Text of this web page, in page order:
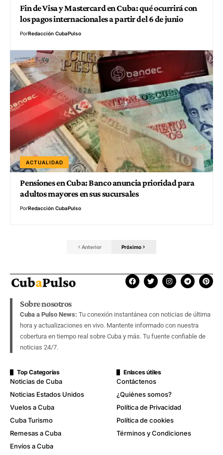
Fin de Visa y Mastercard en Cuba: qué ocurrirá con
los pagos internacionales a partir del 6 de junio
PorRedacción CubaPulso
ACTUALIDAD
Pensiones en Cuba: Banco anuncia prioridad para
adultos mayores en sus sucursales
PorRedacción CubaPulso
Anterior Próximo
Sobre nosotros
Cuba a Pulso News: Tu conexión instantánea con noticias de última
hora y actualizaciones en vivo. Mantente informado con nuestra
cobertura en tiempo real sobre Cuba y más. Tu fuente confiable de
noticias 24/7.
Top Categorías
Noticias de Cuba
Noticias Estados Unidos
Vuelos a Cuba
Cuba Turismo
Remesas a Cuba
Envíos a Cuba
Enlaces útiles
Contáctenos
¿Quiénes somos?
Política de Privacidad
Política de cookies
Términos y Condiciones